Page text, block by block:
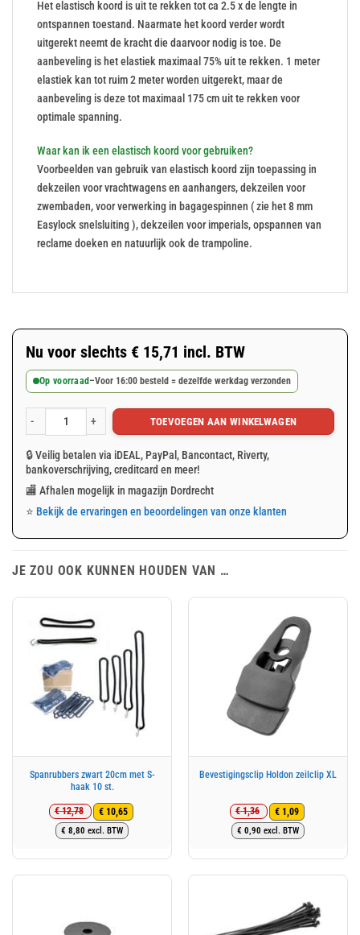
Het elastisch koord is uit te rekken tot ca 2.5 x de lengte in
ontspannen toestand. Naarmate het koord verder wordt
uitgerekt neemt de kracht die daarvoor nodig is toe. De
aanbeveling is het elastiek maximaal 75% uit te rekken. 1 meter
elastiek kan tot ruim 2 meter worden uitgerekt, maar de
aanbeveling is deze tot maximaal 175 cm uit te rekken voor
optimale spanning.
Waar kan ik een elastisch koord voor gebruiken?
Voorbeelden van gebruik van elastisch koord zijn toepassing in
dekzeilen voor vrachtwagens en aanhangers, dekzeilen voor
zwembaden, voor verwerking in bagagespinnen ( zie het 8 mm
Easylock snelsluiting ), dekzeilen voor imperials, opspannen van
reclame doeken en natuurlijk ook de trampoline.
Nu voor slechts € 15,71 incl. BTW
Op voorraad–Voor 16:00 besteld = dezelfde werkdag verzonden
Elastisch koord 15m aantal TOEVOEGEN AAN WINKELWAGEN
🔒 Veilig betalen via iDEAL, PayPal, Bancontact, Riverty,
bankoverschrijving, creditcard en meer!
🏬 Afhalen mogelijk in magazijn Dordrecht
⭐ Bekijk de ervaringen en beoordelingen van onze klanten
JE ZOU OOK KUNNEN HOUDEN VAN …
Spanrubbers zwart 20cm met S-
haak 10 st.
€12,78
Oorspronkelijke
prijs
€ 12,78.
€ 10,65
Huidige
prijs
€ 10,65.
€ 8,80 excl. BTW
Bevestigingsclip Holdon zeilclip XL
€1,36
Oorspronkelijke
prijs
€ 1,36.
€ 1,09
Huidige
prijs
€ 1,09.
€ 0,90 excl. BTW